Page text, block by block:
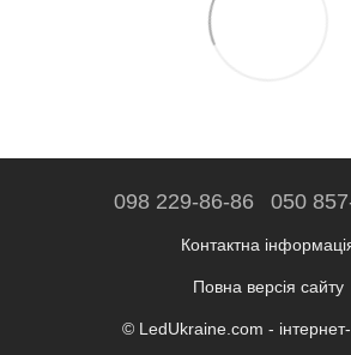
098 229-86-86 050
Контактна
Повна версія сайту
© LedUkraine.com -